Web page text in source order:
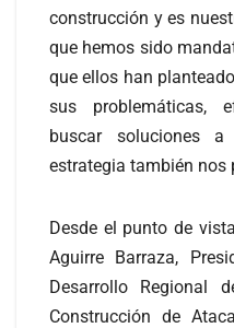
construcción y es
que hemos sido
que ellos han
sus problemáticas,
buscar soluciones
estrategia también nos
Desde el punto de
Aguirre Barraza,
Desarrollo Regional
Construcción de